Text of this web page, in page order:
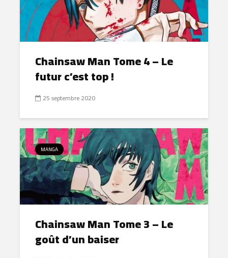
Chainsaw Man Tome 4 – Le
futur c’est top !
25 septembre 2020
MANGA
Chainsaw Man Tome 3 – Le
goût d’un baiser